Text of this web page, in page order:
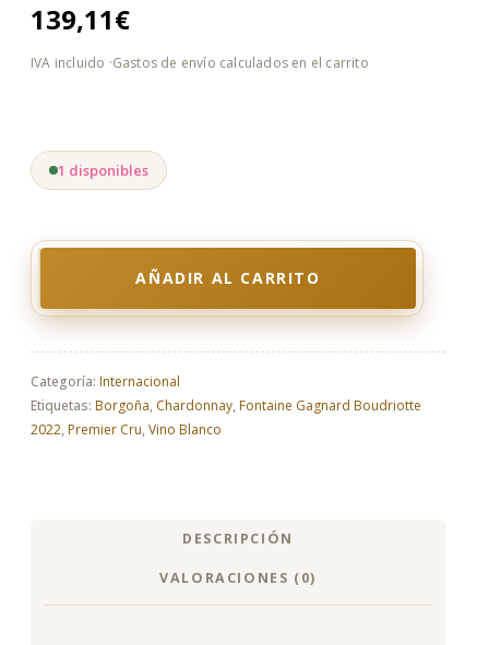
139,11€
1 disponibles
Gagnard
1er
Cru
Boudriotte
2022
AÑADIR AL CARRITO
Categoría: Internacional
Etiquetas: Borgoña, Chardonnay, Fontaine Gagnard Boudriotte
2022, Premier Cru,Vino Blanco
DESCRIPCIÓN
VALORACIONES (0)